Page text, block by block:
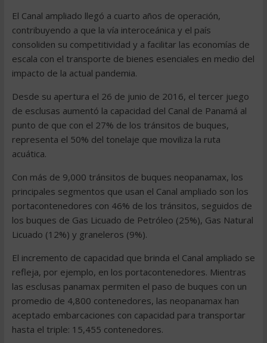
El Canal ampliado llegó a cuarto años de operación,
contribuyendo a que la vía interoceánica y el país
consoliden su competitividad y a facilitar las economías de
escala con el transporte de bienes esenciales en medio del
impacto de la actual pandemia.
Desde su apertura el 26 de junio de 2016, el tercer juego
de esclusas aumentó la capacidad del Canal de Panamá al
punto de que con el 27% de los tránsitos de buques,
representa el 50% del tonelaje que moviliza la ruta
acuática.
Con más de 9,000 tránsitos de buques neopanamax, los
principales segmentos que usan el Canal ampliado son los
portacontenedores con 46% de los tránsitos, seguidos de
los buques de Gas Licuado de Petróleo (25%), Gas Natural
Licuado (12%) y graneleros (9%).
El incremento de capacidad que brinda el Canal ampliado se
refleja, por ejemplo, en los portacontenedores. Mientras
las esclusas panamax permiten el paso de buques con un
promedio de 4,800 contenedores, las neopanamax han
aceptado embarcaciones con capacidad para transportar
hasta el triple: 15,455 contenedores.